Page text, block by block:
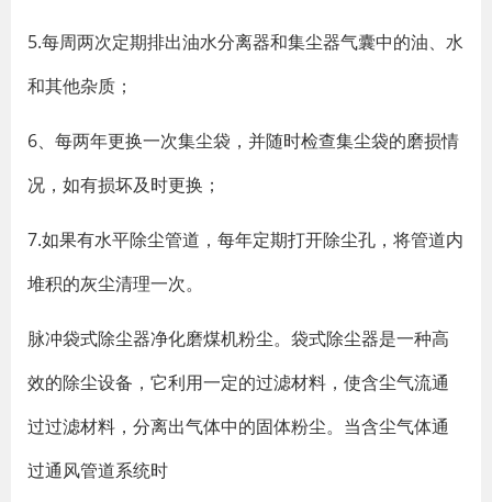
5.每周两次定期排出油水分离器和集尘器气囊中的油、水
和其他杂质；
6、每两年更换一次集尘袋，并随时检查集尘袋的磨损情
况，如有损坏及时更换；
7.如果有水平除尘管道，每年定期打开除尘孔，将管道内
堆积的灰尘清理一次。
脉冲袋式除尘器净化磨煤机粉尘。袋式除尘器是一种高
效的除尘设备，它利用一定的过滤材料，使含尘气流通
过过滤材料，分离出气体中的固体粉尘。当含尘气体通
过通风管道系统时